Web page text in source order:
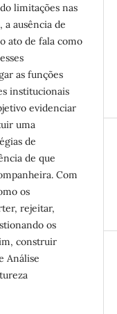
limitações nas
ausência de
ato de fala como
as funções
institucionais
evidenciar
uma
de
de que
Com
os
rejeitar,
os
construir
Análise